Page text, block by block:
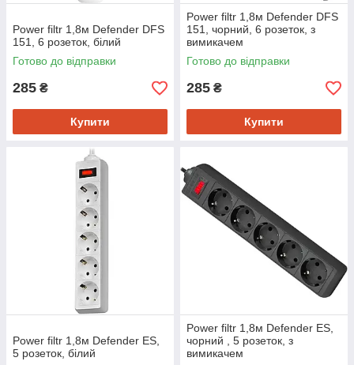
Power filtr 1,8м Defender DFS
151, 6 розеток, білий
Готово до відправки
285 ₴
Купити
Power filtr 1,8м Defender DFS
151, чорний, 6 розеток, з
вимикачем
Готово до відправки
285 ₴
Купити
Power filtr 1,8м Defender ES,
5 розеток, білий
Power filtr 1,8м Defender ES,
чорний , 5 розеток, з
вимикачем